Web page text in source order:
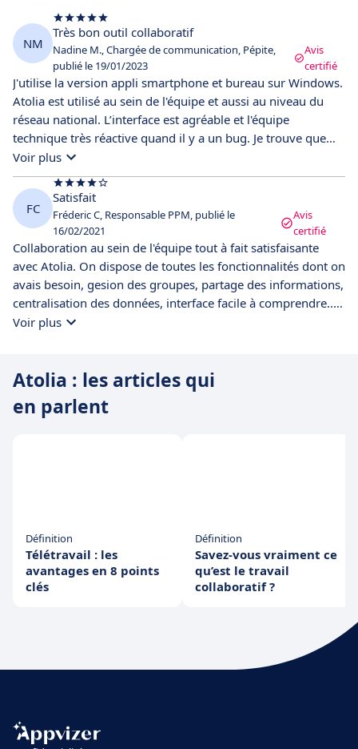
NM
Très bon outil collaboratif
Nadine M., Chargée de communication, Pépite,
publié le 19/01/2023
Avis
certifié
J'utilise la version appli smartphone et bureau sur Windows.
Atolia est utilisé au sein de l'équipe et aussi au niveau du
réseau national. L’interface est agréable et l'équipe
technique très réactive quand il y a un bug. Je trouve que
l'accès aux documents partagés dans un volet latéral à
droite est une très bonne idée !
Voir plus
FC
Satisfait
Fréderic C, Responsable PPM, publié le
16/02/2021
Avis
certifié
Collaboration au sein de l'équipe tout à fait satisfaisante
avec Atolia. On dispose de toutes les fonctionnalités dont on
avais besoin, gesion des groupes, partage des informations,
centralisation des données, interface facile à comprendre..
Le produit est Français et remplace nos anciens process
problème c'est qu'il n'est pas intégrable avec Zoho CRM.
Voir plus
Atolia : les articles qui
en parlent
Définition
Télétravail : les
avantages en 8 points
clés
Définition
Savez-vous vraiment ce
qu’est le travail
collaboratif ?